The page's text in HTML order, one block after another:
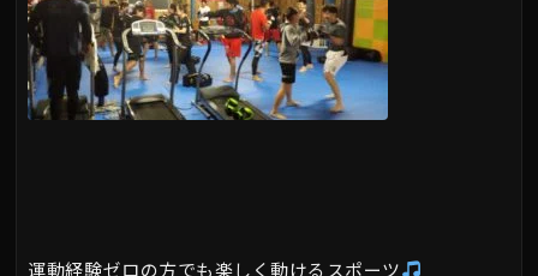
運動経験ゼロの方でも楽しく動けるスポーツ